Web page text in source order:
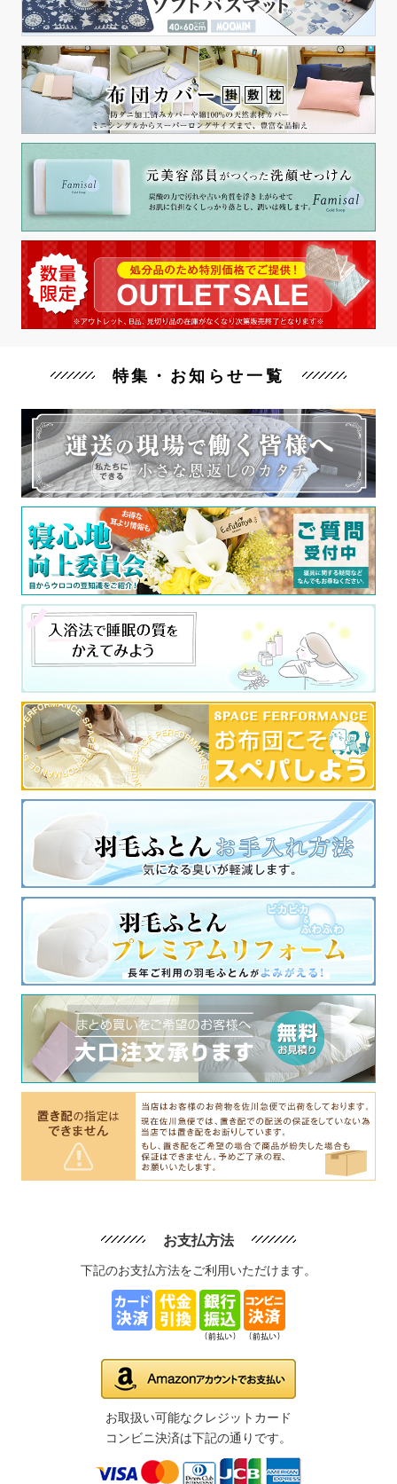
特集・お知らせ一覧
お支払方法
下記のお支払方法をご利用いただけます。
お取扱い可能なクレジットカード
コンビニ決済は下記の通りです。